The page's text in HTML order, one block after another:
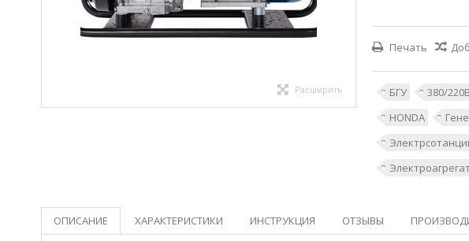
Расширить
Печать
БГУ 380/220В
HONDA
ОПИСАНИЕ ХАРАКТЕРИСТИКИ ИНСТРУКЦИЯ ОТЗЫВЫ